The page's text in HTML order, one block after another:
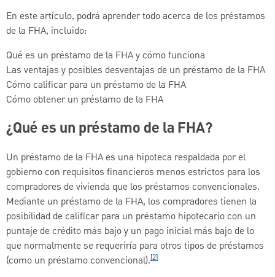
En este artículo, podrá aprender todo acerca de los préstamos
de la FHA, incluido:
Qué es un préstamo de la FHA y cómo funciona
Las ventajas y posibles desventajas de un préstamo de la FHA
Cómo calificar para un préstamo de la FHA
Cómo obtener un préstamo de la FHA
¿Qué es un préstamo de la FHA?
Un préstamo de la FHA es una hipoteca respaldada por el
gobierno con requisitos financieros menos estrictos para los
compradores de vivienda que los préstamos convencionales.
Mediante un préstamo de la FHA, los compradores tienen la
posibilidad de calificar para un préstamo hipotecario con un
puntaje de crédito más bajo y un pago inicial más bajo de lo
que normalmente se requeriría para otros tipos de préstamos
(como un préstamo convencional).[2]